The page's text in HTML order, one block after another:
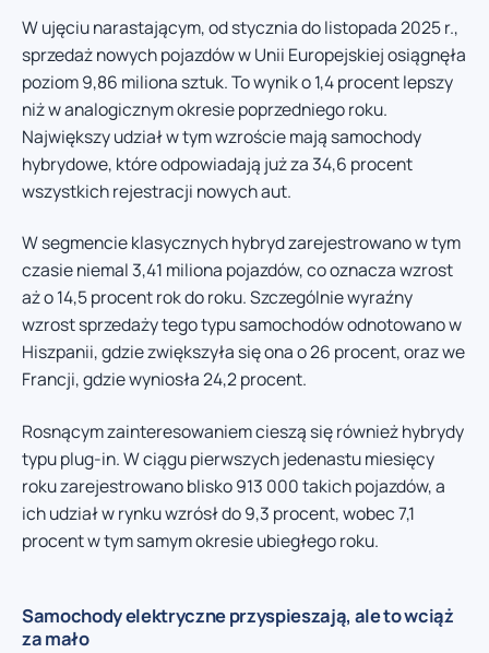
W ujęciu narastającym, od stycznia do listopada 2025 r.,
sprzedaż nowych pojazdów w Unii Europejskiej osiągnęła
poziom 9,86 miliona sztuk. To wynik o 1,4 procent lepszy
niż w analogicznym okresie poprzedniego roku.
Największy udział w tym wzroście mają samochody
hybrydowe, które odpowiadają już za 34,6 procent
wszystkich rejestracji nowych aut.
W segmencie klasycznych hybryd zarejestrowano w tym
czasie niemal 3,41 miliona pojazdów, co oznacza wzrost
aż o 14,5 procent rok do roku. Szczególnie wyraźny
wzrost sprzedaży tego typu samochodów odnotowano w
Hiszpanii, gdzie zwiększyła się ona o 26 procent, oraz we
Francji, gdzie wyniosła 24,2 procent.
Rosnącym zainteresowaniem cieszą się również hybrydy
typu plug-in. W ciągu pierwszych jedenastu miesięcy
roku zarejestrowano blisko 913 000 takich pojazdów, a
ich udział w rynku wzrósł do 9,3 procent, wobec 7,1
procent w tym samym okresie ubiegłego roku.
Samochody elektryczne przyspieszają, ale to wciąż
za mało